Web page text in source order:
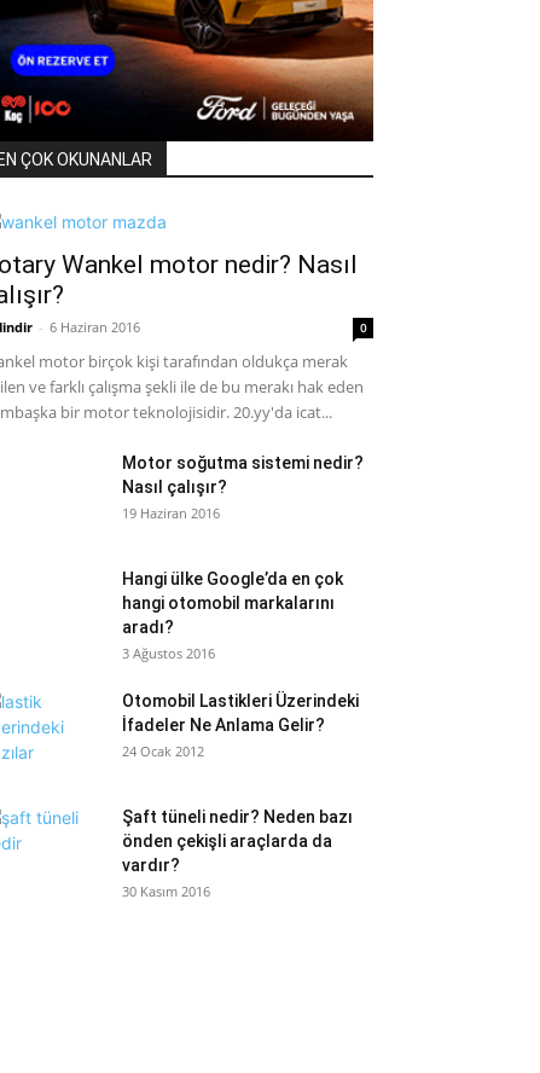
EN ÇOK OKUNANLAR
Wankel motor nedir? Nasıl
- 6 Haziran 2016 0
motor birçok kişi tarafından oldukça merak
ve farklı çalışma şekli ile de bu merakı hak eden
bir motor teknolojisidir. 20.yy'da icat...
Motor soğutma sistemi nedir?
Nasıl çalışır?
19 Haziran 2016
Hangi ülke Google’da en çok
hangi otomobil markalarını
aradı?
3 Ağustos 2016
Otomobil Lastikleri Üzerindeki
İfadeler Ne Anlama Gelir?
24 Ocak 2012
Şaft tüneli nedir? Neden bazı
önden çekişli araçlarda da
vardır?
30 Kasım 2016